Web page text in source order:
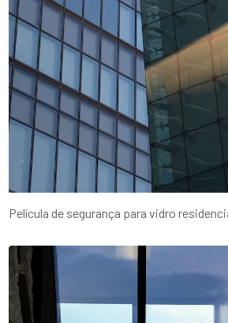
Película de segurança para vidro